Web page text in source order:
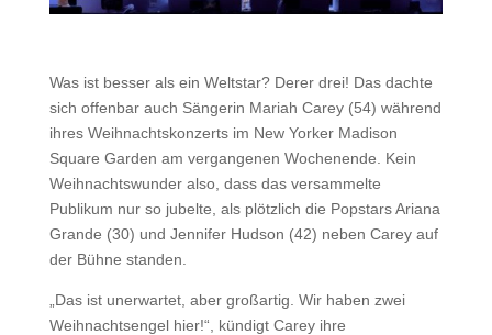
Was ist besser als ein Weltstar? Derer drei! Das dachte
sich offenbar auch Sängerin Mariah Carey (54) während
ihres Weihnachtskonzerts im New Yorker Madison
Square Garden am vergangenen Wochenende. Kein
Weihnachtswunder also, dass das versammelte
Publikum nur so jubelte, als plötzlich die Popstars Ariana
Grande (30) und Jennifer Hudson (42) neben Carey auf
der Bühne standen.
„Das ist unerwartet, aber großartig. Wir haben zwei
Weihnachtsengel hier!“, kündigt Carey ihre